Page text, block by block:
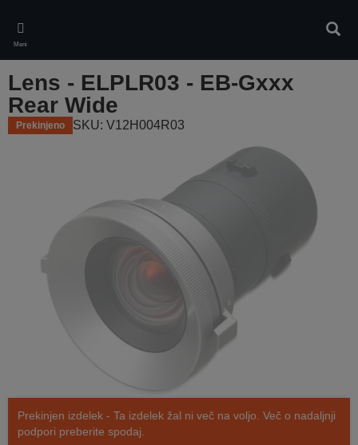
main
content
Meni
Lens - ELPLR03 - EB-Gxxx
Rear Wide
Prekinjeno SKU: V12H004R03
Prekinjen izdelek - Ta izdelek žal ni več na voljo. Več o nadaljnji
podpori preberite spodaj.